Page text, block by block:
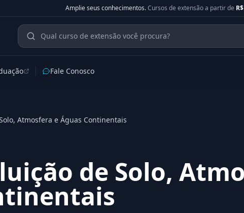
Amplie seus conhecimentos.Cursos de extensão a partir de
Fale Conosco
Atmosfera e Águas Continentais
de Solo,